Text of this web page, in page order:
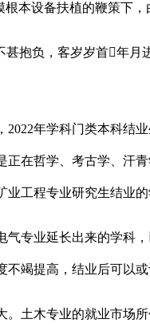
本设备扶植的鞭策下
负，客岁岁首年月
年学科门类本科结
在哲学、考古学、汗
工程专业研究生结业
业延长出来的学科
竭提高，结业后可以
木专业的就业市场